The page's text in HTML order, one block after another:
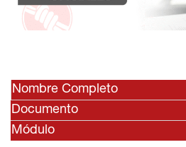
Nombre Completo
Documento
Módulo